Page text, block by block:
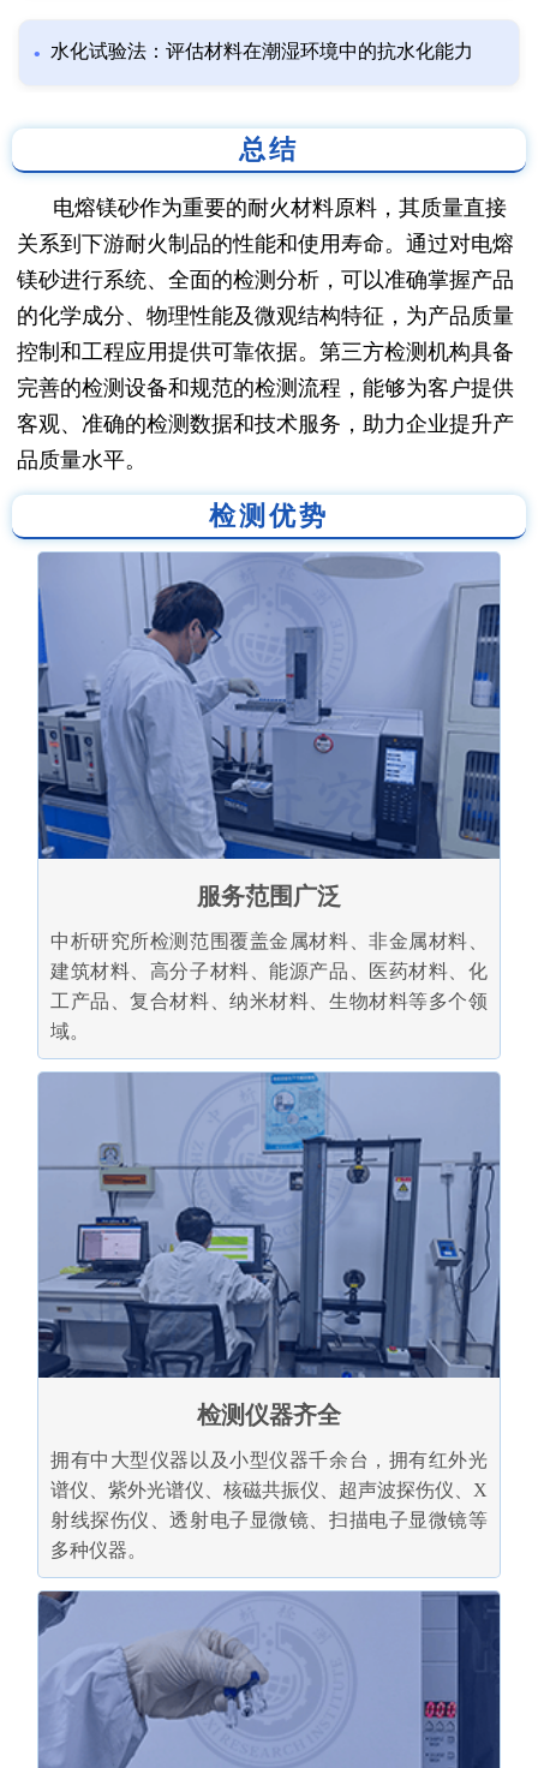
水化试验法：评估材料在潮湿环境中的抗水化能力
总结
电熔镁砂作为重要的耐火材料原料，其质量直接
关系到下游耐火制品的性能和使用寿命。通过对电熔
镁砂进行系统、全面的检测分析，可以准确掌握产品
的化学成分、物理性能及微观结构特征，为产品质量
控制和工程应用提供可靠依据。第三方检测机构具备
完善的检测设备和规范的检测流程，能够为客户提供
客观、准确的检测数据和技术服务，助力企业提升产
品质量水平。
检测优势
服务范围广泛
中析研究所检测范围覆盖金属材料、非金属材料、
建筑材料、高分子材料、能源产品、医药材料、化
工产品、复合材料、纳米材料、生物材料等多个领
域。
检测仪器齐全
拥有中大型仪器以及小型仪器千余台，拥有红外光
谱仪、紫外光谱仪、核磁共振仪、超声波探伤仪、X
射线探伤仪、透射电子显微镜、扫描电子显微镜等
多种仪器。